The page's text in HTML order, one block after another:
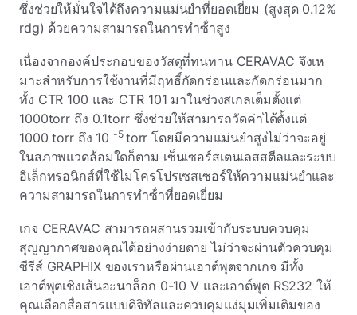
ซึ่งช่วยให้มั่นใจได้ถึงความแม่นยําที่ยอดเยี่ยม (สูงสุด 0.12%
rdg) ด้วยความสามารถในการทําซ้ําสูง
เนื่องจากองค์ประกอบของวัสดุที่ทนทาน CERAVAC จึงเห
มาะสําหรับการใช้งานที่มีฤทธิ์กัดกร่อนและกัดกร่อนมาก
ทั้ง CTR 100 และ CTR 101 มาในช่วงสเกลเต็มตั้งแต่
1000torr ถึง 0.1torr ซึ่งช่วยให้สามารถวัดค่าได้ตั้งแต่
1000 torr ถึง 10 -5 torr โดยมีความแม่นยําสูงไม่ว่าจะอยู่
ในสภาพแวดล้อมใดก็ตาม เซ็นเซอร์สเตนเลสสตีลและระบบ
อิเล็กทรอนิกส์ที่ใช้ไมโครโปรเซสเซอร์ให้ความแม่นยําและ
ความสามารถในการทําซ้ําที่ยอดเยี่ยม
เกจ CERAVAC สามารถผสานรวมเข้ากับระบบควบคุม
สุญญากาศของคุณได้อย่างง่ายดาย ไม่ว่าจะผ่านตัวควบคุม
ซีรีส์ GRAPHIX ของเราหรือผ่านเอาต์พุตจากเกจ มีทั้ง
เอาต์พุตเชิงเส้นอะนาล็อก 0-10 V และเอาต์พุต RS232 ให้
คุณเลือกสื่อสารแบบดิจิทัลและควบคุมแง่มุมเพิ่มเติมของ